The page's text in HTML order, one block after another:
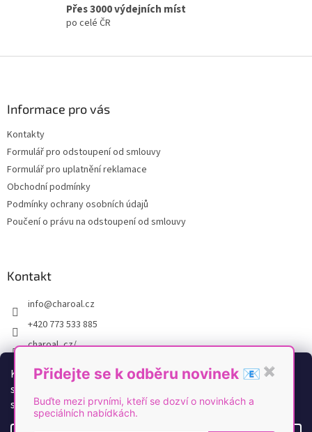
K personalizaci obsahu a reklam, poskytování funkcí
sociálních médií a analýze naší návštěvnosti využíváme
soubory cookies. Více informacízde.
Přes 3000 výdejních míst
po celé ČR
Informace pro vás
Kontakty
Formulář pro odstoupení od smlouvy
Formulář pro uplatnění reklamace
Obchodní podmínky
Podmínky ochrany osobních údajů
Poučení o právu na odstoupení od smlouvy
Kontakt
info@charoal.cz
+420 773 533 885
charoal_cz/
https://www.youtube.com/@Charoal
Vytvořil Shoptet
Přidejte se k odběru novinek 📧 ✖
Buďte mezi prvními, kteří se dozví o novinkách a
speciálních nabídkách.